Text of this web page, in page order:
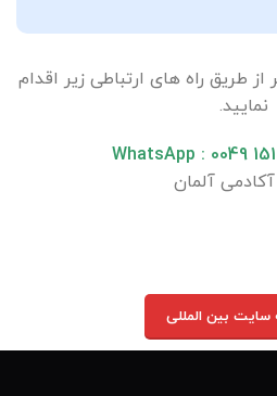
طريق راه های ارتباطی زیر اقدام
نمایید.
WhatsApp : 0049
آلمان
سایت بین المللی